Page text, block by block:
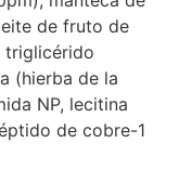
de fruto de
triglicérido
(hierba de la
NP, lecitina
de cobre-1